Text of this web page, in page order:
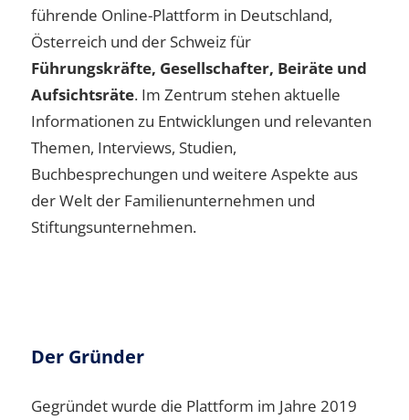
führende Online-Plattform in Deutschland,
Österreich und der Schweiz für
Führungskräfte, Gesellschafter, Beiräte und
Aufsichtsräte. Im Zentrum stehen aktuelle
Informationen zu Entwicklungen und relevanten
Themen, Interviews, Studien,
Buchbesprechungen und weitere Aspekte aus
der Welt der Familienunternehmen und
Stiftungsunternehmen.
Der Gründer
Gegründet wurde die Plattform im Jahre 2019